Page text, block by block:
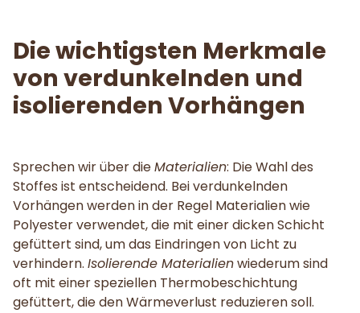
Die wichtigsten Merkmale
von verdunkelnden und
isolierenden Vorhängen
Sprechen wir über dieMaterialien: Die Wahl des
Stoffes ist entscheidend. Bei verdunkelnden
Vorhängen werden in der Regel Materialien wie
Polyester verwendet, die mit einer dicken Schicht
gefüttert sind, um das Eindringen von Licht zu
verhindern. Isolierende Materialienwiederum sind
oft mit einer speziellen Thermobeschichtung
gefüttert, die den Wärmeverlust reduzieren soll.